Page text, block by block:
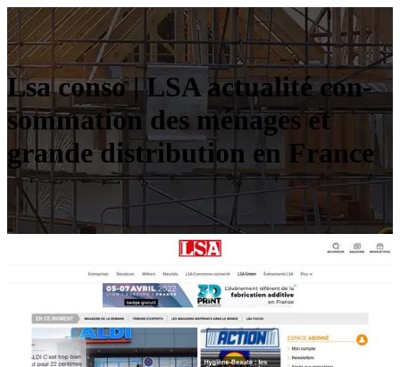
Lsa conso | LSA actualité con­
som­ma­tion des ménages et
grande distribu­tion en France